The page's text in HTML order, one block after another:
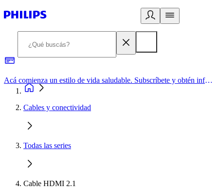
Acá comienza un estilo de vida saludable. Subscríbete y obtén información de primera mano
Cables y conectividad
Todas las series
Cable HDMI 2.1